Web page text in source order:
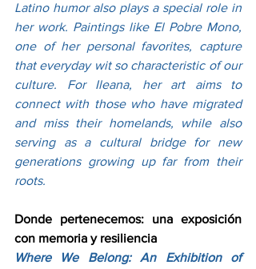
Latino humor also plays a special role in
her work. Paintings like El Pobre Mono,
one of her personal favorites, capture
that everyday wit so characteristic of our
culture. For Ileana, her art aims to
connect with those who have migrated
and miss their homelands, while also
serving as a cultural bridge for new
generations growing up far from their
roots.
Donde pertenecemos: una exposición
con memoria y resiliencia
Where We Belong: An Exhibition of